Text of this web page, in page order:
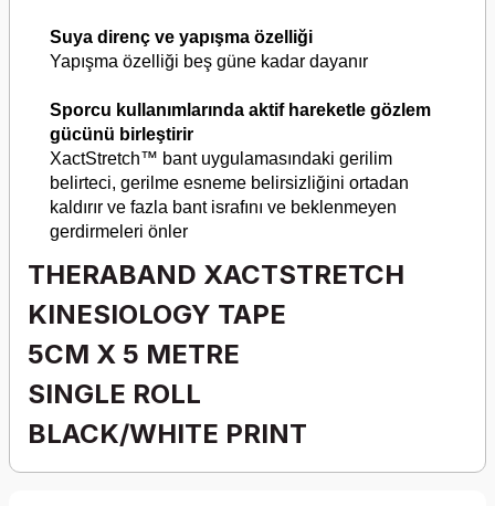
Suya direnç ve yapışma özelliği
Yapışma özelliği beş güne kadar dayanır
Sporcu kullanımlarında aktif hareketle gözlem
gücünü birleştirir
XactStretch™ bant uygulamasındaki gerilim
belirteci, gerilme esneme belirsizliğini ortadan
kaldırır ve fazla bant israfını ve beklenmeyen
gerdirmeleri önler
THERABAND XACTSTRETCH
KINESIOLOGY TAPE
5CM X 5 METRE
SINGLE ROLL
BLACK/WHITE PRINT